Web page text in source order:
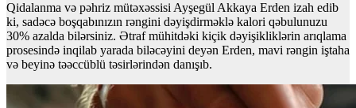
Qidalanma və pəhriz mütəxəssisi Ayşegül Akkaya Erden izah edib
ki, sadəcə boşqabınızın rəngini dəyişdirməklə kalori qəbulunuzu
30% azalda bilərsiniz. Ətraf mühitdəki kiçik dəyişikliklərin arıqlama
prosesində inqilab yarada biləcəyini deyən Erden, mavi rəngin iştaha
və beyinə təəccüblü təsirlərindən danışıb.